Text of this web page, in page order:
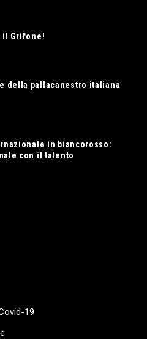
il Grifone!
della pallacanestro italiana
in biancorosso:
con il talento
19